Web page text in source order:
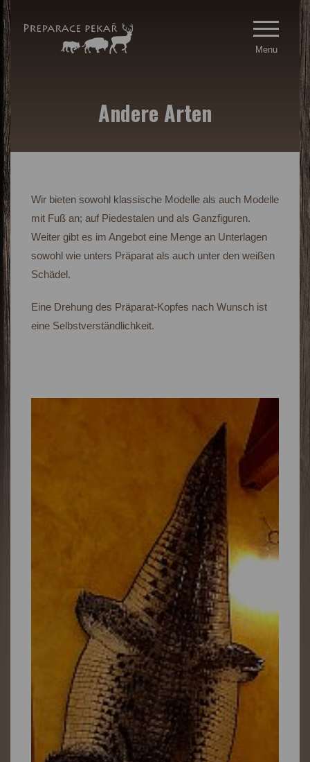
Menu
Andere Arten
Wir bieten sowohl klassische Modelle als auch Modelle
mit Fuß an; auf Piedestalen und als Ganzfiguren.
Weiter gibt es im Angebot eine Menge an Unterlagen
sowohl wie unters Präparat als auch unter den weißen
Schädel.
Eine Drehung des Präparat-Kopfes nach Wunsch ist
eine Selbstverständlichkeit.